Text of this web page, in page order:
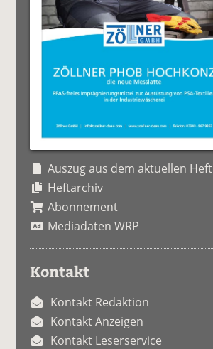
Auszug aus dem aktuellen Heft
Heftarchiv
Abonnement
Mediadaten WRP
Kontakt
Kontakt Redaktion
Kontakt Anzeigen
Kontakt Leserservice